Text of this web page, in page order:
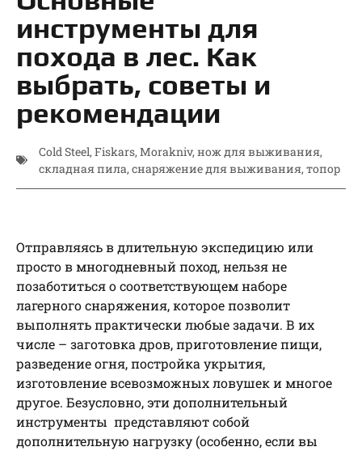
инструменты для
похода в лес. Как
выбрать, советы и
рекомендации
Cold Steel, Fiskars, Morakniv, нож для выживания,
складная пила, снаряжение для выживания, топор
Отправляясь в длительную экспедицию или
просто в многодневный поход, нельзя не
позаботиться о соответствующем наборе
лагерного снаряжения, которое позволит
выполнять практически любые задачи. В их
числе – заготовка дров, приготовление пищи,
разведение огня, постройка укрытия,
изготовление всевозможных ловушек и многое
другое. Безусловно, эти дополнительный
инструменты представляют собой
дополнительную нагрузку (особенно, если вы